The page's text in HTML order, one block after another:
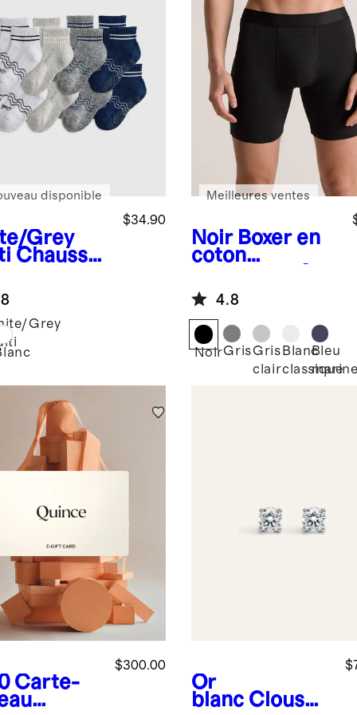
Grey
Chausset
en
de 8
$34.90
disponible
Grey
Noir Boxer en
coton
po (ensemble
de 3)
Meilleures ventes
4.8
NoirGrisGris
clair
Blanc
classique
Bleu
Carte-
$300.00
Or
blanc Clous